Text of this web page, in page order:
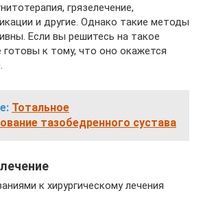
грязелечение,
и другие. Однако такие методы
Если вы решитесь на такое
готовы к тому, что оно окажется
Тотальное
тазобедренного сустава
к хирургическому лечения